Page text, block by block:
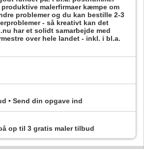
produktive malerfirmaer kæmpe om
problemer og du kan bestille 2-3
- så kreativt kan det
har et solidt samarbejde med
over hele landet - inkl. i bl.a.
• Send din opgave ind
op til 3 gratis maler tilbud